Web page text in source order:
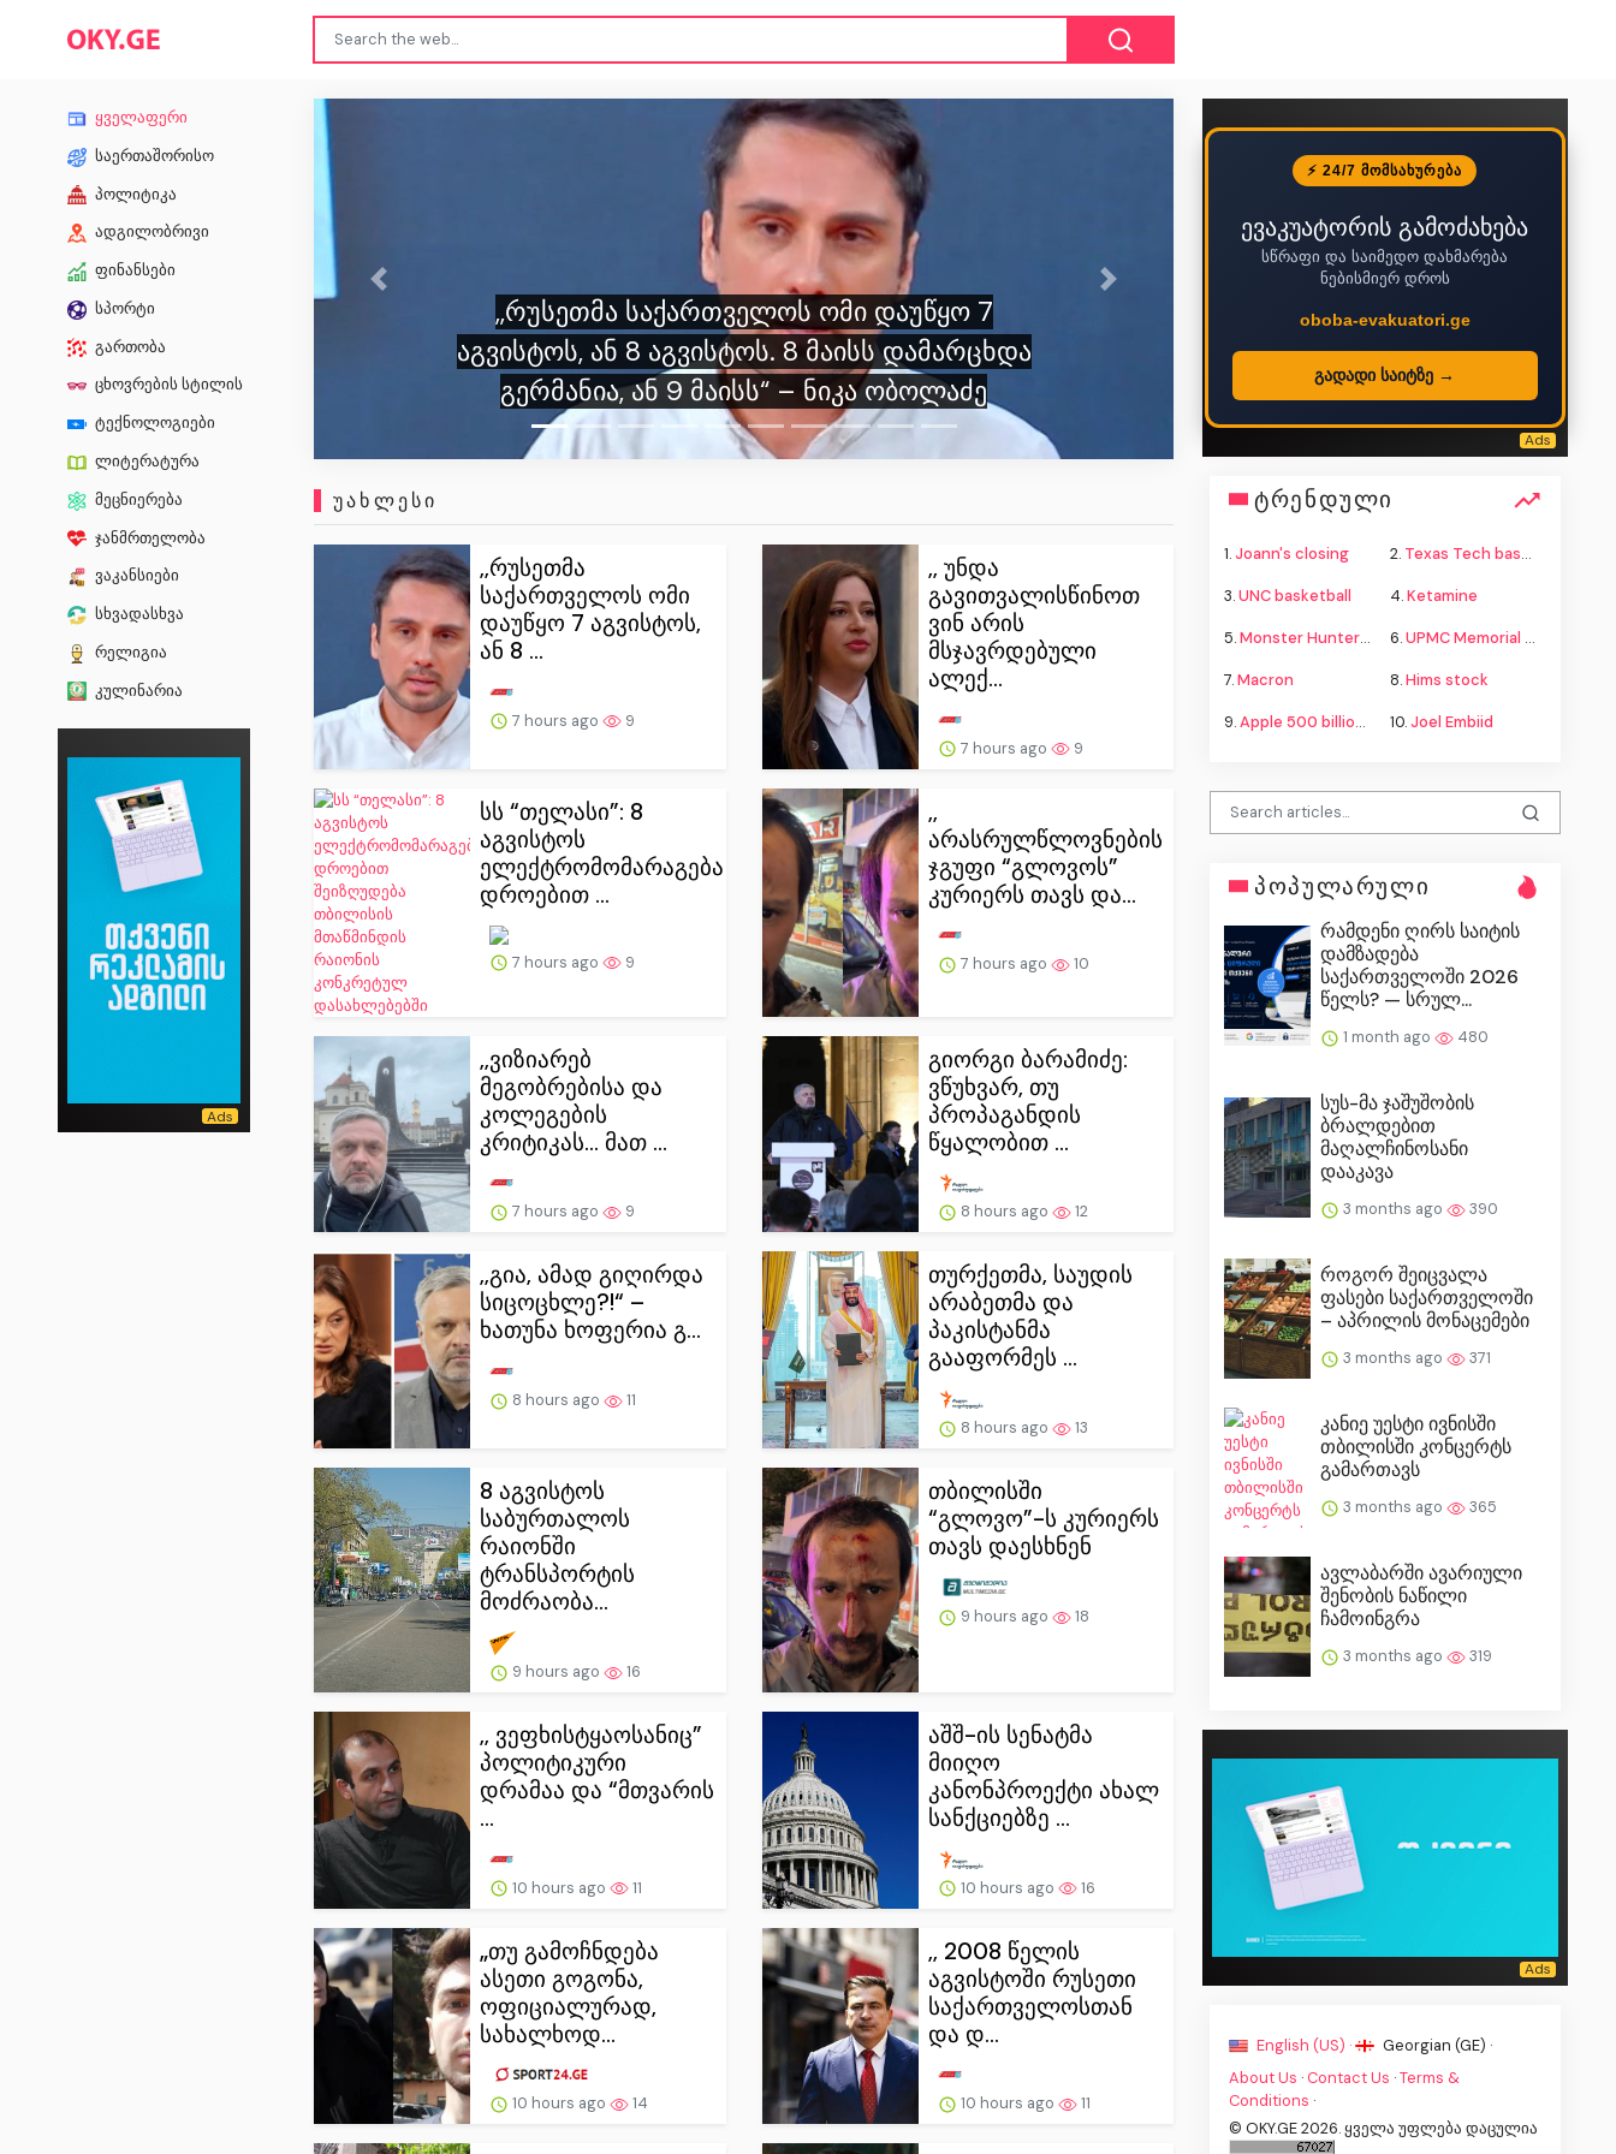
ყველაფერი
საერთაშორისო
პოლიტიკა
ადგილობრივი
ფინანსები
სპორტი
გართობა
ცხოვრების სტილის
ტექნოლოგიები
ლიტერატურა
მეცნიერება
ჯანმრთელობა
ვაკანსიები
სხვადასხვა
რელიგია
კულინარია
,,რუსეთმა საქართველოს ომი დაუწყო 7
აგვისტოს, ან 8 აგვისტოს. 8 მაისს დამარცხდა
გერმანია, ან 9 მაისს“ – ნიკა ობოლაძე
,, უნდა
მსჯავრდებული
არის ე.წ.
Previous Next
ᲣᲐᲮᲚᲔᲡᲘ
,,რუსეთმა
საქართველოს ომი
დაუწყო 7 აგვისტოს,
ან 8 ...
7 hours ago 9
,, უნდა
გავითვალისწინოთ
ვინ არის
მსჯავრდებული
ალექ...
7 hours ago 9
სს “თელასი”: 8
აგვისტოს
ელექტრომომარაგება
დროებით ...
7 hours ago 9
,,
არასრულწლოვნების
ჯგუფი “გლოვოს”
კურიერს თავს და...
7 hours ago 10
,,ვიზიარებ
მეგობრებისა და
კოლეგების
კრიტიკას… მათ ...
7 hours ago 9
გიორგი ბარამიძე:
ვწუხვარ, თუ
პროპაგანდის
წყალობით ...
8 hours ago 12
,,გია, ამად გიღირდა
სიცოცხლე?!“ –
ხათუნა ხოფერია გ...
8 hours ago 11
თურქეთმა, საუდის
არაბეთმა და
პაკისტანმა
გააფორმეს ...
8 hours ago 13
8 აგვისტოს
საბურთალოს
რაიონში
ტრანსპორტის
მოძრაობა...
9 hours ago 16
თბილისში
“გლოვო”-ს კურიერს
თავს დაესხნენ
9 hours ago 18
,, ვეფხისტყაოსანიც”
პოლიტიკური
დრამაა და “მთვარის
...
10 hours ago 11
აშშ-ის სენატმა
მიიღო
კანონპროექტი ახალ
სანქციებზე ...
10 hours ago 16
„თუ გამოჩნდება
ასეთი გოგონა,
ოფიციალურად,
სახალხოდ...
10 hours ago 14
,, 2008 წელის
აგვისტოში რუსეთი
საქართველოსთან
და დ...
10 hours ago 11
⚡ 24/7 ᲛᲝᲛᲡᲐᲮᲣᲠᲔᲑᲐ
ევაკუატორის გამოძახება
სწრაფი და საიმედო დახმარება
ნებისმიერ დროს
oboba-evakuatori.ge
გადადი საიტზე →
ტრენდული
1.Joann's closing 2. Texas Tech basketball
3.UNC basketball 4.Ketamine
5.Monster Hunter Wilds 6.UPMC Memorial shooting
7.Macron 8.Hims stock
9.Apple 500 billion investment 10.Joel Embiid
პოპულარული
რამდენი ღირს საიტის
დამზადება
საქართველოში 2026
წელს? — სრულ...
1 month ago 480
სუს-მა ჯაშუშობის
ბრალდებით
მაღალჩინოსანი
დააკავა
3 months ago 390
როგორ შეიცვალა
ფასები საქართველოში
– აპრილის მონაცემები
3 months ago 371
კანიე უესტი ივნისში
თბილისში კონცერტს
გამართავს
3 months ago 365
ავლაბარში ავარიული
შენობის ნაწილი
ჩამოინგრა
3 months ago 319
English (US) ·
Georgian (GE) ·
About Us · Contact Us ·Terms &
Conditions ·
© OKY.GE 2026. ყველა უფლება დაცულია